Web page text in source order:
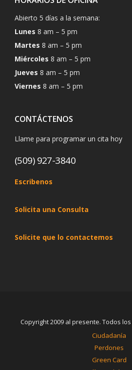
Abierto 5 días a la semana:
Lunes 8 am – 5 pm
Martes 8 am – 5 pm
Miércoles 8 am – 5 pm
Jueves 8 am – 5 pm
Viernes 8 am – 5 pm
CONTÁCTENOS
Llame para programar un cita hoy
(509) 927-3840
Escribenos
Solicita una Consulta
Solicite que lo contactemos
Copyright 2009 al presente. Todos
Ciudadanía
Perdones
Green Card